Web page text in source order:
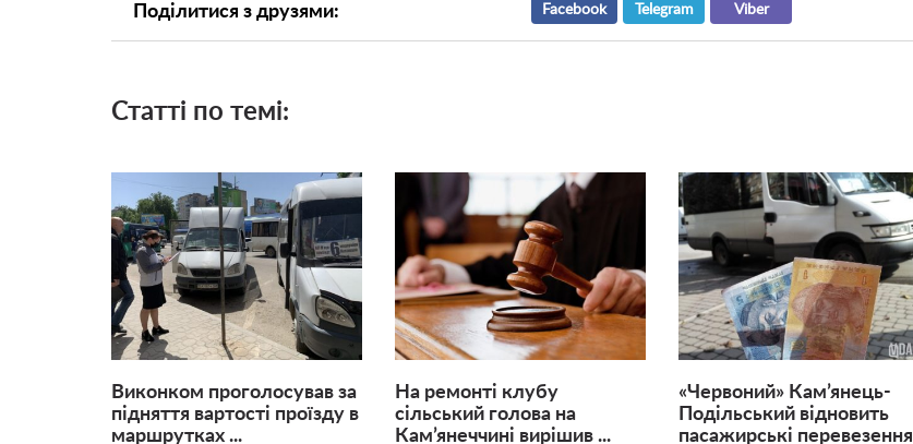
Поділитися з друзями: Facebook Telegram Viber
Статті по темі:
Виконком проголосував за
підняття вартості проїзду в
маршрутках ...
На ремонті клубу
сільський голова на
Кам’янеччині вирішив ...
«Червоний» Кам’янець-
Подільський відновить
пасажирські перевезення